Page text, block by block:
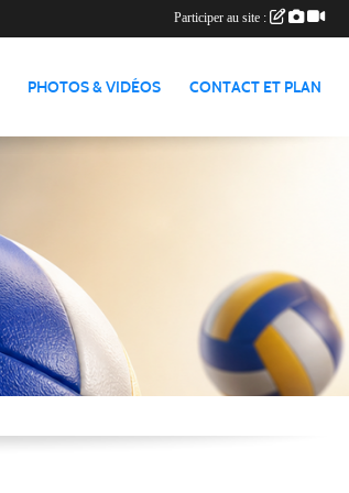
PHOTOS & VIDÉOS CONTACT ET PLAN
Participer au site :